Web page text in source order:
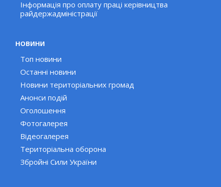
Інформація про оплату праці керівництва
райдержадміністрації
НОВИНИ
Топ новини
Останні новини
Новини територіальних громад
Анонси подій
Оголошення
Фотогалерея
Відеогалерея
Територіальна оборона
Збройні Сили України